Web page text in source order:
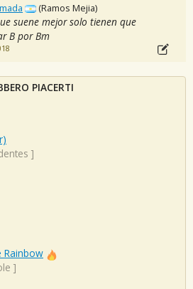
(Ramos Mejia)
suene mejor solo tienen que
B por Bm
PIACERTI
]
Rainbow
]